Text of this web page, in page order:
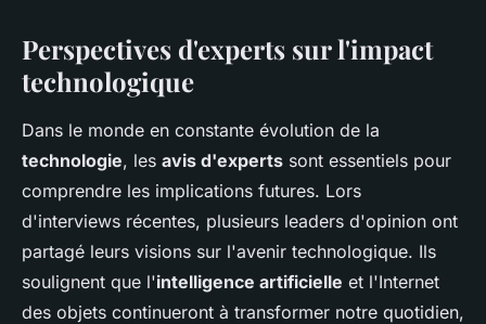
Perspectives d'experts sur l'impact
technologique
Dans le monde en constante évolution de la
technologie, les avis d'experts sont essentiels pour
comprendre les implications futures. Lors
d'interviews récentes, plusieurs leaders d'opinion ont
partagé leurs visions sur l'avenir technologique. Ils
soulignent que l'intelligence artificielle et l'Internet
des objets continueront à transformer notre quotidien,